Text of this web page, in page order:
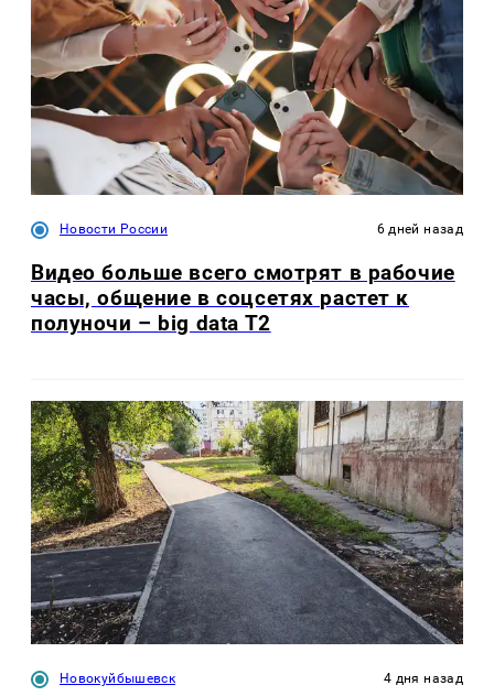
Новости России 6 дней назад
Видео больше всего смотрят в рабочие
часы, общение в соцсетях растет к
полуночи – big data T2
Новокуйбышевск 4 дня назад